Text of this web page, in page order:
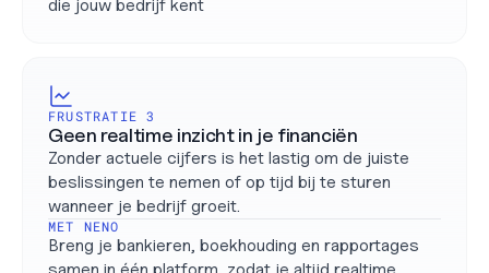
die jouw bedrijf kent
FRUSTRATIE 3
Geen realtime inzicht in je financiën
Zonder actuele cijfers is het lastig om de juiste
beslissingen te nemen of op tijd bij te sturen
wanneer je bedrijf groeit.
MET NENO
Breng je bankieren, boekhouding en rapportages